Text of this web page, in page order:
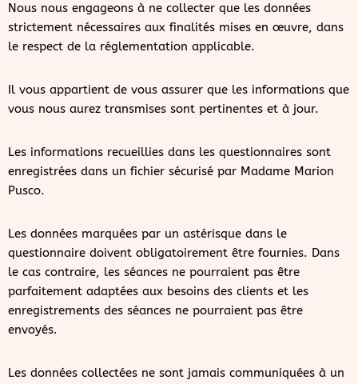
Nous nous engageons à ne collecter que les données
strictement nécessaires aux finalités mises en œuvre, dans
le respect de la réglementation applicable.
Il vous appartient de vous assurer que les informations que
vous nous aurez transmises sont pertinentes et à jour.
Les informations recueillies dans les questionnaires sont
enregistrées dans un fichier sécurisé par Madame Marion
Pusco.
Les données marquées par un astérisque dans le
questionnaire doivent obligatoirement être fournies. Dans
le cas contraire, les séances ne pourraient pas être
parfaitement adaptées aux besoins des clients et les
enregistrements des séances ne pourraient pas être
envoyés.
Les données collectées ne sont jamais communiquées à un